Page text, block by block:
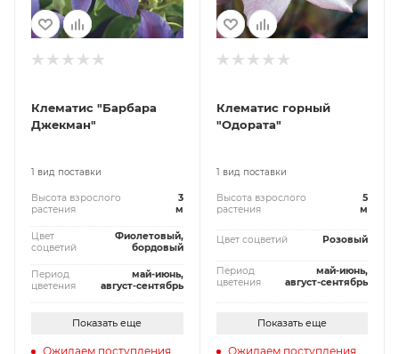
Клематис "Барбара
Джекман"
1 вид поставки
Высота взрослого
растения
3
м
Цвет
соцветий
Фиолетовый,
бордовый
Период
цветения
май-июнь,
август-сентябрь
Показать еще
Ожидаем поступления
Клематис горный
"Одората"
1 вид поставки
Высота взрослого
растения
5
м
Цвет соцветий Розовый
Период
цветения
май-июнь,
август-сентябрь
Показать еще
Ожидаем поступления